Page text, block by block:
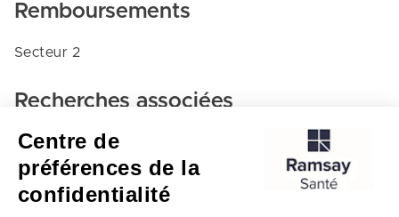
Remboursements
Secteur 2
Recherches associées
Psychiatrie - Clinique mon repos
Ecully
Centre de
préférences de la
confidentialité